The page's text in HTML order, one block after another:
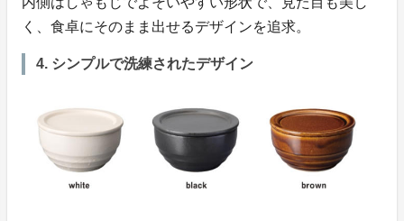
く、食卓にそのまま出せるデザインを追求。
4. シンプルで洗練されたデザイン